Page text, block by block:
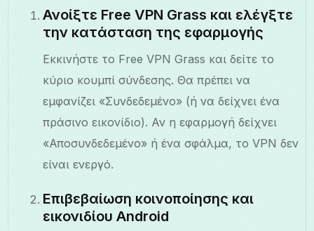
Ανοίξτε Free VPN Grass και ελέγξτε
την κατάσταση της εφαρμογής
Εκκινήστε το Free VPN Grass και δείτε το
κύριο κουμπί σύνδεσης. Θα πρέπει να
εμφανίζει «Συνδεδεμένο» (ή να δείχνει ένα
πράσινο εικονίδιο). Αν η εφαρμογή δείχνει
«Αποσυνδεδεμένο» ή ένα σφάλμα, το VPN δεν
είναι ενεργό.
Επιβεβαίωση κοινοποίησης και
εικονιδίου Android